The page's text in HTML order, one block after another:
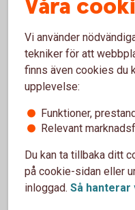
För- och
Autocallbevis
Fördelar
vid en sidledes och
Placeraren har ofta
riskbarriären
Vi använder
tekniker för att
finns även cookies du
upplevelse:
Funktioner,
Relevant
Du kan ta tillbaka ditt
på cookie-sidan eller
inloggad. Så hanterar